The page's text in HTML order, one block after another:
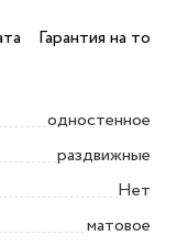
Гарантия на товар
одностенное
раздвижные
Нет
матовое